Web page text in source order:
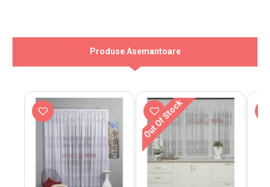
Produse Asemantoare
Out Of Stock